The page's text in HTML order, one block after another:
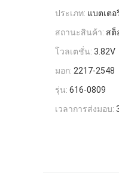
ประเภท: แบตเต
สถานะสินค้า: สต็
โวลเตชั่น: 3.82V
มอก: 2217-2548
รุ่น: 616-0809
เวลาการส่งมอบ: